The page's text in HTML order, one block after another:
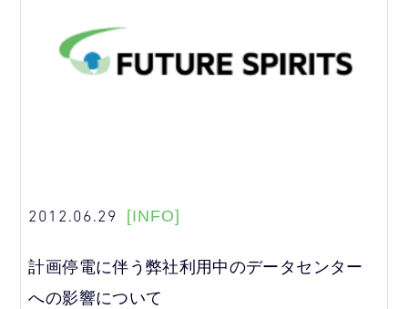
2012.06.29 [INFO]
計画停電に伴う弊社利用中のデータセンター
への影響について